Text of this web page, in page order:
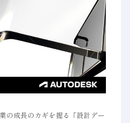
の成長のカギを握る「設計デー